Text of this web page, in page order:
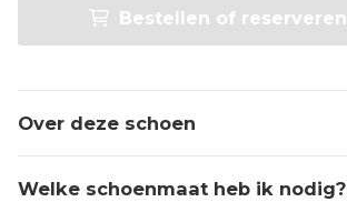
Bestellen of reserveren
Over deze schoen
Welke schoenmaat heb ik nodig?